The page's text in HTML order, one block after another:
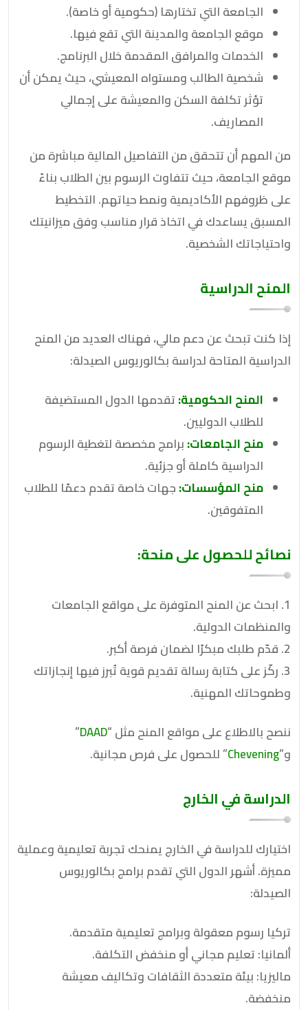
الجامعة التي تختارها (حكومية أو خاصة).
موقع الجامعة والمدينة التي تقع فيها.
الخدمات والمرافق المقدمة خلال البرنامج.
شخصية الطالب ومستواه المعيشي، حيث يمكن أن
تؤثر تكلفة السكن والمعيشة على إجمالي
المصاريف.
من المهم أن تتحقق من التفاصيل المالية مباشرة من
موقع الجامعة، حيث تتفاوت الرسوم بين الطلاب بناءً
على ظروفهم الأكاديمية ونمط حياتهم. التخطيط
المسبق يساعدك في اتخاذ قرار مناسب وفق ميزانيتك
واحتياجاتك الشخصية.
المنح الدراسية
إذا كنت تبحث عن دعم مالي، فهناك العديد من المنح
الدراسية المتاحة لدراسة بكالوريوس الصيدلة:
المنح الحكومية:تقدمها الدول المستضيفة
للطلاب الدوليين.
منح الجامعات:برامج مخصصة لتغطية الرسوم
الدراسية كاملة أو جزئية.
منح المؤسسات:جهات خاصة تقدم دعمًا للطلاب
المتفوقين.
نصائح للحصول على منحة:
1. ابحث عن المنح المتوفرة على مواقع الجامعات
والمنظمات الدولية.
2. قدّم طلبك مبكرًا لضمان فرصة أكبر.
3. ركّز على كتابة رسالة تقديم قوية تُبرز فيها إنجازاتك
وطموحاتك المهنية.
ننصح بالاطلاع على مواقع المنح مثل “DAAD
”
و”Chevening” للحصول على فرص مجانية.
الدراسة في الخارج
اختيارك للدراسة في الخارج يمنحك تجربة تعليمية وعملية
مميزة. أشهر الدول التي تقدم برامج بكالوريوس
الصيدلة:
تركيا رسوم معقولة وبرامج تعليمية متقدمة.
ألمانيا: تعليم مجاني أو منخفض التكلفة.
ماليزيا: بيئة متعددة الثقافات وتكاليف معيشة
منخفضة.